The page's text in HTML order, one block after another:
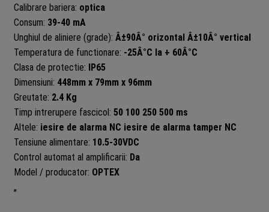
Calibrare bariera: optica
Consum: 39-40 mA
Unghiul de aliniere (grade): Â±90Â° orizontal Â±10Â° vertical
Temperatura de functionare: -25Â°C la + 60Â°C
Clasa de protectie: IP65
Dimensiuni: 448mm x 79mm x 96mm
Greutate: 2.4 Kg
Timp intrerupere fascicol: 50 100 250 500 ms
Altele: iesire de alarma NC iesire de alarma tamper NC
Tensiune alimentare: 10.5-30VDC
Control automat al amplificarii: Da
Model / producator: OPTEX
„